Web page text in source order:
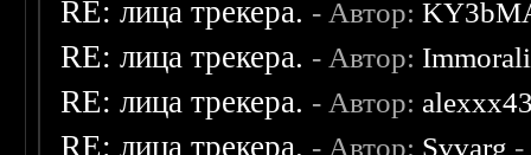
RE: лица трекера. - Автор:
RE: лица трекера. - Автор:
RE: лица трекера. - Автор:
RE: лица трекера. - Автор: Svvarg -